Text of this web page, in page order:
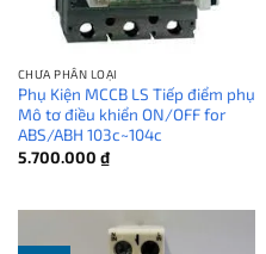
CHƯA PHÂN LOẠI
Phụ Kiện MCCB LS Tiếp điểm phụ
Mô tơ điều khiển ON/OFF for
ABS/ABH 103c~104c
5.700.000 ₫